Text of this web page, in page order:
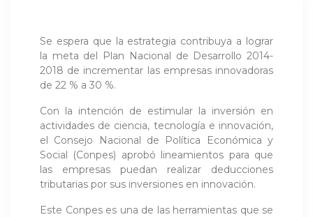
Se espera que la estrategia contribuya a lograr
la meta del Plan Nacional de Desarrollo 2014-
2018 de incrementar las empresas innovadoras
de 22 % a 30 %.
Con la intención de estimular la inversión en
actividades de ciencia, tecnología e innovación,
el Consejo Nacional de Política Económica y
Social (Conpes) aprobó lineamientos para que
las empresas puedan realizar deducciones
tributarias por sus inversiones en innovación.
Este Conpes es una de las herramientas que se